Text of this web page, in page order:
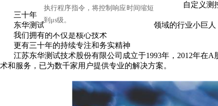
自定义测
三十年
东华测试从默默无闻成长到今天中国测控领域的行业小巨人
我们拥有的不仅是核心技术
更有三十年的持续专注和务实精神
江苏东华测试技术股份有限公司成立于1993年，2012年在A
术和服务，已为数千家用户提供专业的解决方案。
执行程序指令，将控制响应时间缩短
到μs级。